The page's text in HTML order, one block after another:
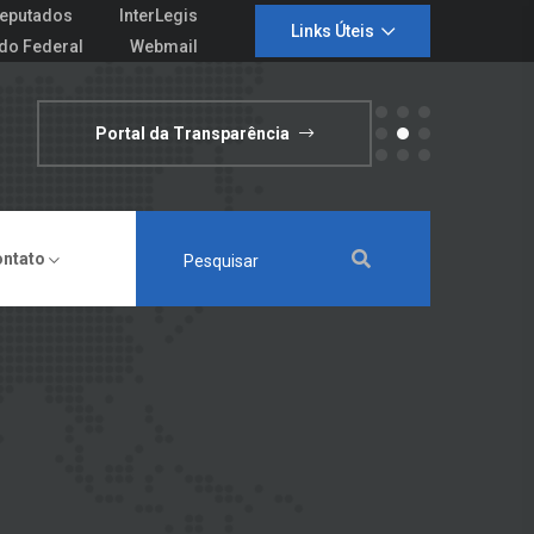
InterLegis
Federal Webmail
Links Úteis
Portal da Transparência